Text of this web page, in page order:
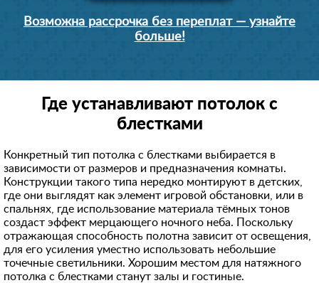
Возможна рассрочка без переплат — узнайте
больше!
Где устанавливают потолок с
блестками
Конкретный тип потолка с блестками выбирается в
зависимости от размеров и предназначения комнаты.
Конструкции такого типа нередко монтируют в детских,
где они выглядят как элемент игровой обстановки, или в
спальнях, где использование материала тёмных тонов
создаст эффект мерцающего ночного неба. Поскольку
отражающая способность полотна зависит от освещения,
для его усиления уместно использовать небольшие
точечные светильники. Хорошим местом для натяжного
потолка с блестками станут залы и гостиные.